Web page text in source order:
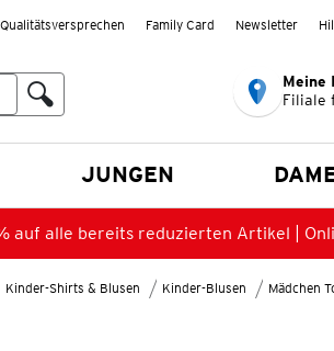
Qualitätsversprechen Family Card Newsletter
Meine
Filiale
JUNGEN
auf alle bereits reduzierten Artikel |
Kinder-Shirts & Blusen Kinder-Blusen Mädchen